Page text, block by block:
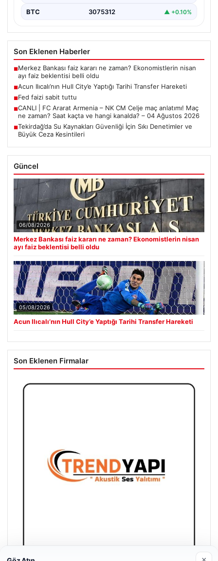
BTC 3075312 ▲ +0.10%
Son Eklenen Haberler
■Merkez Bankası faiz kararı ne zaman? Ekonomistlerin nisan
ayı faiz beklentisi belli oldu
■Acun Ilıcalı’nın Hull City’e Yaptığı Tarihi Transfer Hareketi
■Fed faizi sabit tuttu
■CANLI | FC Ararat Armenia – NK CM Celje maç anlatımı! Maç
ne zaman? Saat kaçta ve hangi kanalda? – 04 Ağustos 2026
■Tekirdağ’da Su Kaynakları Güvenliği İçin Sıkı Denetimler ve
Büyük Ceza Kesintileri
Güncel
06/08/2026
Merkez Bankası faiz kararı ne zaman? Ekonomistlerin nisan
ayı faiz beklentisi belli oldu
05/08/2026
Acun Ilıcalı’nın Hull City’e Yaptığı Tarihi Transfer Hareketi
Son Eklenen Firmalar